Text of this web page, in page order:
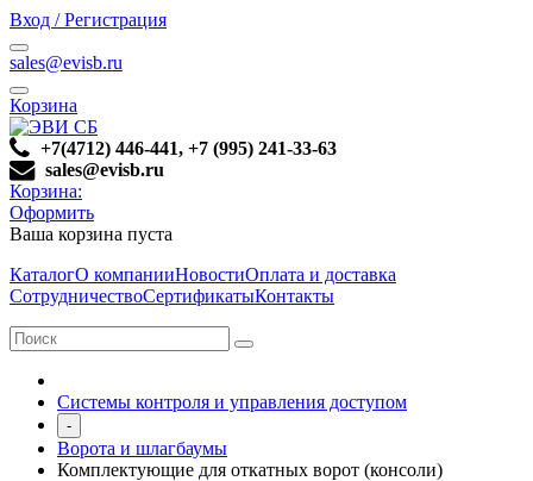
Вход / Регистрация
sales@evisb.ru
Корзина
+7(4712) 446-441, +7 (995) 241-33-63
sales@evisb.ru
Корзина:
Оформить
Ваша корзина пуста
КаталогО компанииНовостиОплата и доставка
СотрудничествоСертификатыКонтакты
Системы контроля и управления доступом
-
Ворота и шлагбаумы
Комплектующие для откатных ворот (консоли)